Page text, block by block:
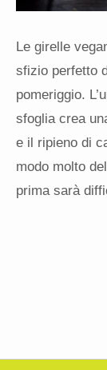
Le girelle
sfizio perfetto
pomeriggio.
sfoglia crea
e il ripieno di
modo molto
prima sarà